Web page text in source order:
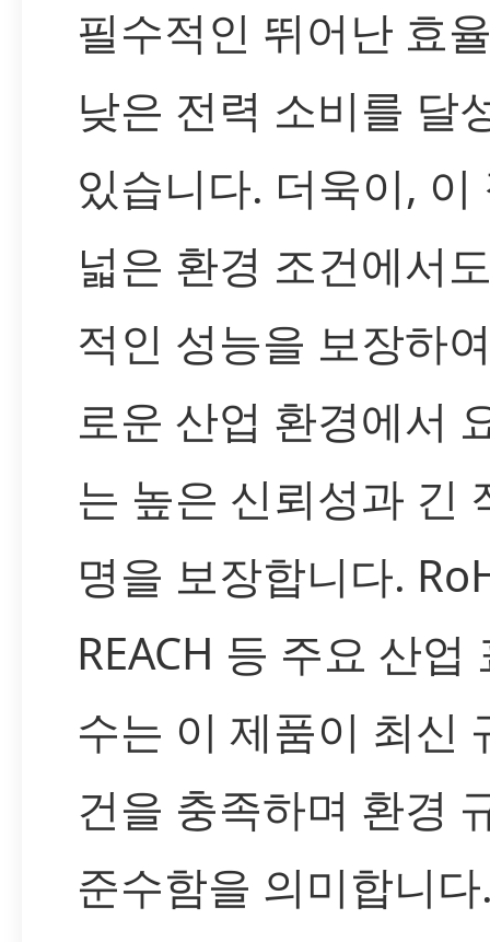
필수적인 뛰어난 효
낮은 전력 소비를 달
있습니다. 더욱이, 이
넓은 환경 조건에서
적인 성능을 보장하
로운 산업 환경에서
는 높은 신뢰성과 긴
명을 보장합니다.
REACH 등 주요 산업
수는 이 제품이 최신
건을 충족하며 환경
준수함을 의미합니